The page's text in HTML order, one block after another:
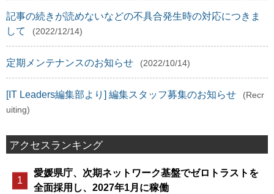
記事の続きが読めないなどの不具合発生時の対応につきま
して
(2022/12/14)
定期メンテナンスのお知らせ (2022/10/14)
[IT Leaders編集部より] 編集スタッフ募集のお知らせ
(Recr
uiting)
アクセスランキング
愛媛県庁、次期ネットワーク基盤でゼロトラストを
全面採用し、2027年1月に稼働